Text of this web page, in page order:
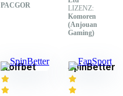
PACGOR
LIZENZ:
Komoren
(Anjouan
Gaming)
Wolfbet SpinBetter